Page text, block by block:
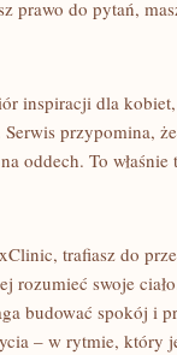
prawo do pytań,
inspiracji dla
przypomina,
oddech. To
trafiasz do
rozumieć swoje
budować spokój i
– w rytmie, który